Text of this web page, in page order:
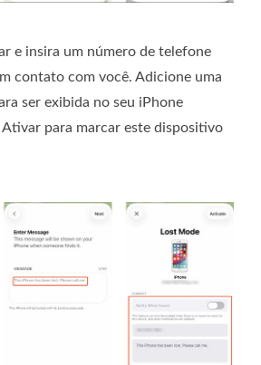
e insira um número de telefone
contato com você. Adicione uma
ser exibida no seu iPhone
Ativar para marcar este dispositivo